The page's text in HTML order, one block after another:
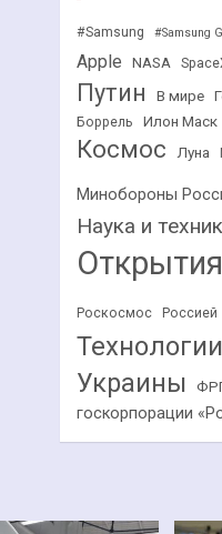
#Samsung #Samsung
Apple NASA
Путин
В мире
Боррель
Илон Маск
Космос Луна
Минобороны
Наука и
Открытия
Роскосмос Россией
Технологии
Украины
госкорпорации